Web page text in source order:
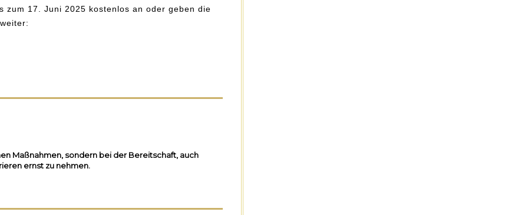
zum 17. Juni 2025 kostenlos an oder geben die
Maßnahmen, sondern bei der Bereitschaft, auch
ernst zu nehmen.